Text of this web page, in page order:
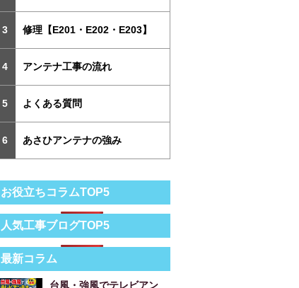
修理【E201・E202・E203】
アンテナ工事の流れ
よくある質問
あさひアンテナの強み
お役立ちコラムTOP5
人気工事ブログTOP5
最新コラム
台風・強風でテレビアン